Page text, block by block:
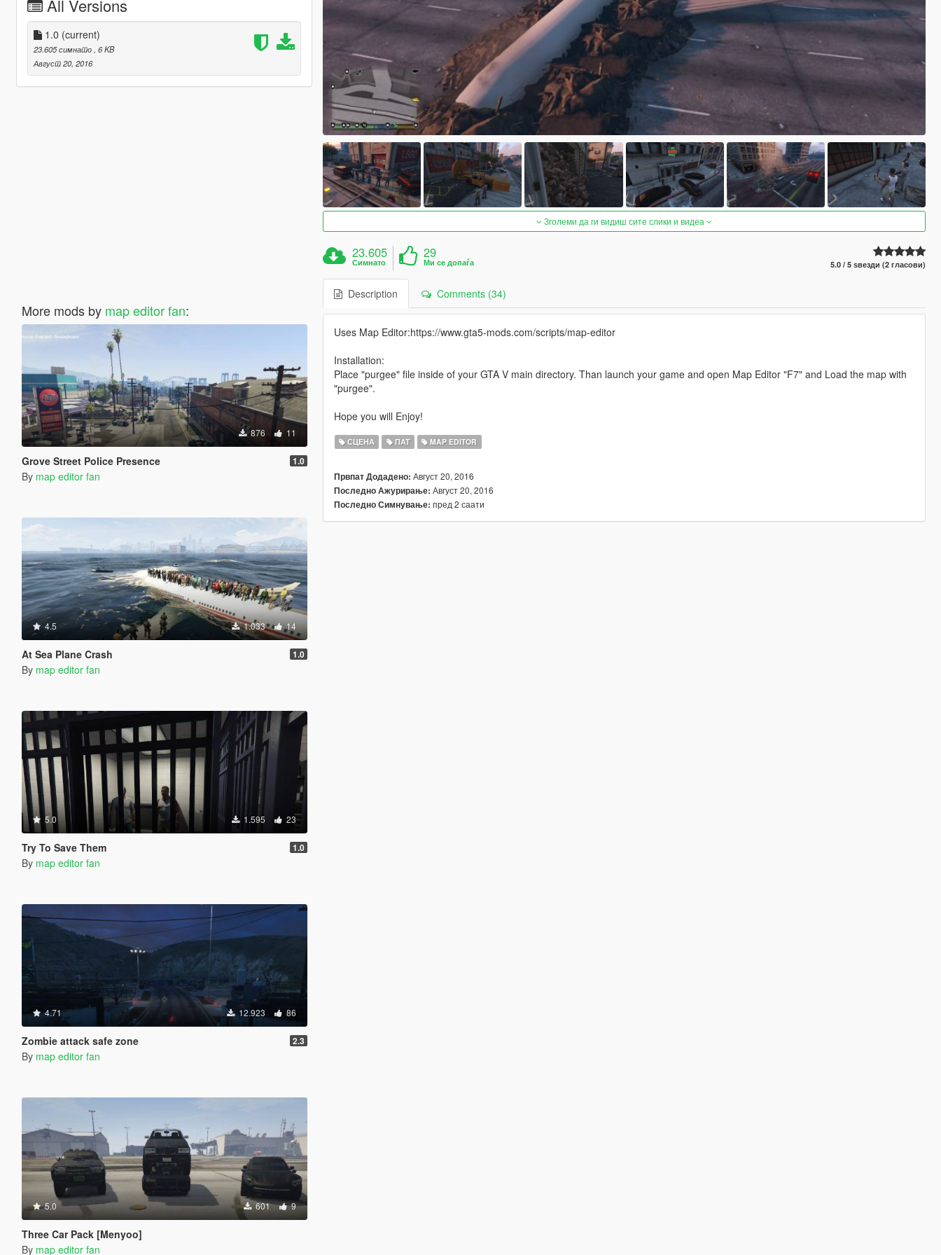
All Versions
1.0 (current)
23.605 симнато , 6 KB
Август 20, 2016
More mods by map editor fan:
876 11
Grove Street Police Presence 1.0
By map editor fan
4.5 1.033 14
At Sea Plane Crash 1.0
By map editor fan
5.0 1.595 23
Try To Save Them 1.0
By map editor fan
4.71 12.923 86
Zombie attack safe zone 2.3
By map editor fan
5.0 601 9
Three Car Pack [Menyoo]
By map editor fan
Зголеми да ги видиш сите слики и видеа
23.605
Симнато
29
Ми се допаѓа 5.0 / 5 ѕвезди (2 гласови)
Description Comments (34)
Uses Map Editor:https://www.gta5-mods.com/scripts/map-editor
Installation:
Place "purgee" file inside of your GTA V main directory. Than launch your game and open Map Editor "F7" and Load the map with
"purgee".
Hope you will Enjoy!
СЦЕНА ПАТ MAP EDITOR
Првпат Додадено: Август 20, 2016
Последно Ажурирање: Август 20, 2016
Последно Симнување: пред 2 саати